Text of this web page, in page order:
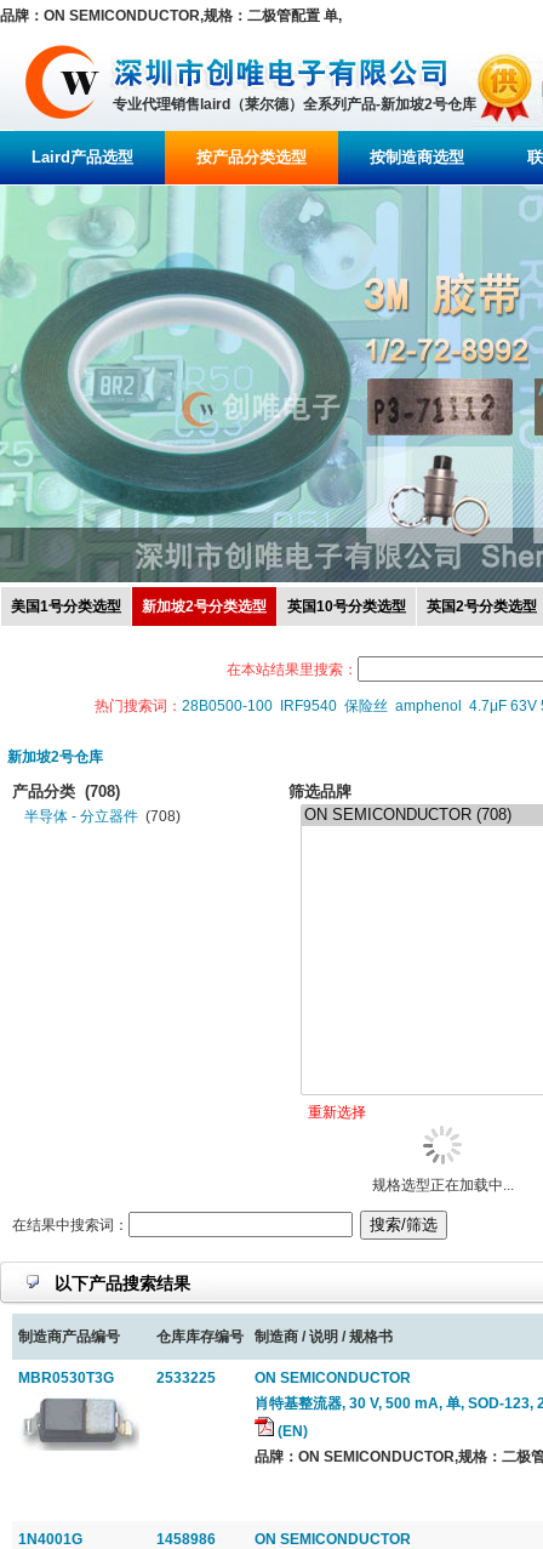
品牌：ON SEMICONDUCTOR,规格：二极管配置 单,
专业代理销售laird（莱尔德）全系列产品-新加坡2号仓库
Laird产品选型 按产品分类选型 按制造商选型
美国1号分类选型 新加坡2号分类选型 英国10号分类选型 英国2号分类选型
在本站结果里搜索：
热门搜索词： 28B0500-100 IRF9540 保险丝 amphenol 4.7μF 63V
新加坡2号仓库
产品分类 (708)
半导体 - 分立器件 (708)
筛选品牌
重新选择
规格选型正在加载中...
在结果中搜索词：
以下产品搜索结果
制造商产品编号 仓库库存编号 制造商 / 说明 / 规格书
MBR0530T3G 2533225
ON SEMICONDUCTOR
肖特基整流器, 30 V, 500 mA, 单, SOD-123,
(EN)
品牌：ON SEMICONDUCTOR,规格：二极
1N4001G 1458986
ON SEMICONDUCTOR